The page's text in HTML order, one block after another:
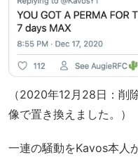
（2020年12月28日：削
像で置き換えました。）
一連の騒動をKavos本人